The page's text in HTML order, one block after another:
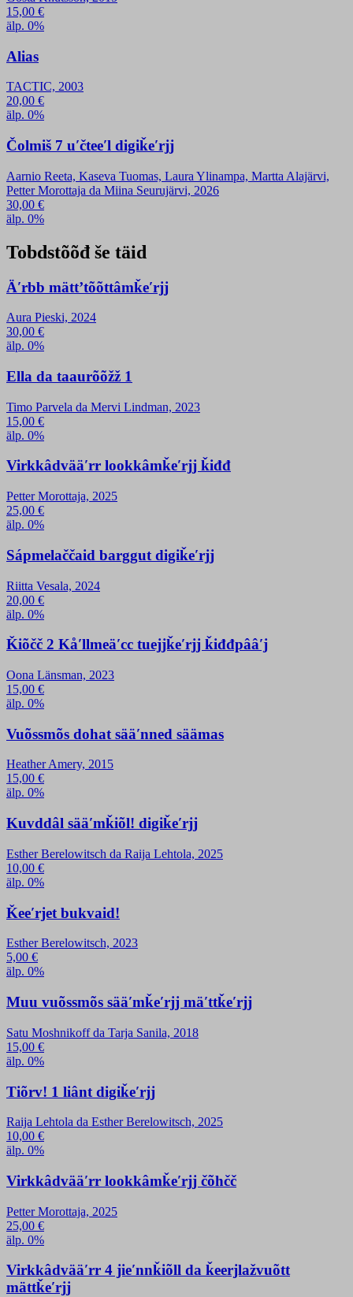
15,00 €
älp. 0%
Alias
TACTIC, 2003
20,00 €
älp. 0%
Čolmiš 7 uʹčteeʹl digiǩeʹrjj
Aarnio Reeta, Kaseva Tuomas, Laura Ylinampa, Martta Alajärvi,
Petter Morottaja da Miina Seurujärvi, 2026
30,00 €
älp. 0%
Tobdstõõđ še täid
Äʹrbb mättʼtõõttâmǩeʹrjj
Aura Pieski, 2024
30,00 €
älp. 0%
Ella da taaurõõžž 1
Timo Parvela da Mervi Lindman, 2023
15,00 €
älp. 0%
Virkkâdvääʹrr lookkâmǩeʹrjj ǩiđđ
Petter Morottaja, 2025
25,00 €
älp. 0%
Sápmelaččaid barggut digiǩeʹrjj
Riitta Vesala, 2024
20,00 €
älp. 0%
Ǩiõčč 2 Kåʹllmeäʹcc tuejjǩeʹrjj ǩiđđpââʹj
Oona Länsman, 2023
15,00 €
älp. 0%
Vuõssmõs dohat sääʹnned säämas
Heather Amery, 2015
15,00 €
älp. 0%
Kuvddâl sääʹmǩiõl! digiǩeʹrjj
Esther Berelowitsch da Raija Lehtola, 2025
10,00 €
älp. 0%
Ǩeeʹrjet bukvaid!
Esther Berelowitsch, 2023
5,00 €
älp. 0%
Muu vuõssmõs sääʹmǩeʹrjj mäʹttǩeʹrjj
Satu Moshnikoff da Tarja Sanila, 2018
15,00 €
älp. 0%
Tiõrv! 1 liânt digiǩeʹrjj
Raija Lehtola da Esther Berelowitsch, 2025
10,00 €
älp. 0%
Virkkâdvääʹrr lookkâmǩeʹrjj čõhčč
Petter Morottaja, 2025
25,00 €
älp. 0%
Virkkâdvääʹrr 4 jieʹnnǩiõll da ǩeerjlažvuõtt
mättǩeʹrjj